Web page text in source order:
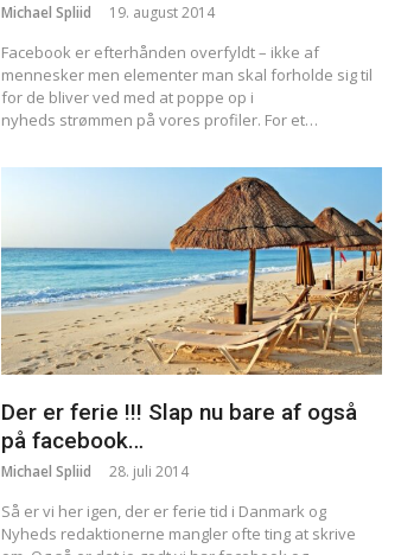
Michael Spliid 19. august 2014
Facebook er efterhånden overfyldt – ikke af
mennesker men elementer man skal forholde sig til
for de bliver ved med at poppe op i
nyheds strømmen på vores profiler. For et…
Der er ferie !!! Slap nu bare af også
på facebook…
Michael Spliid 28. juli 2014
Så er vi her igen, der er ferie tid i Danmark og
Nyheds redaktionerne mangler ofte ting at skrive